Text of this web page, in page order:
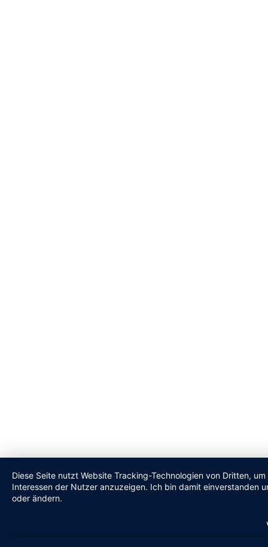
Diese Seite nutzt Website Tracking-Technologien von Dritten,
Interessen der Nutzer anzuzeigen. Ich bin damit einverstanden
oder ändern.